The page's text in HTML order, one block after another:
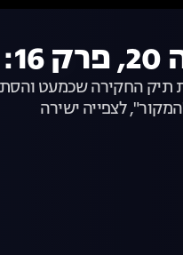
החקירה שכמעט
לצפייה ישירה